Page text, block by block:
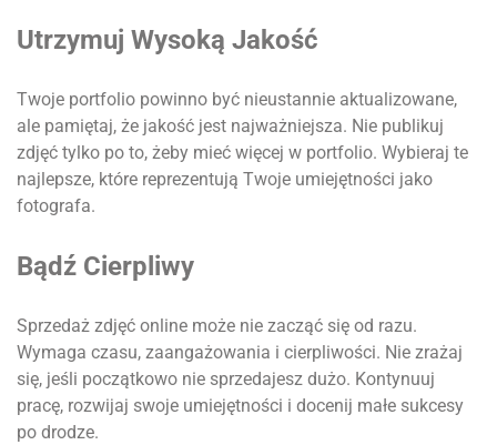
Utrzymuj Wysoką Jakość
Twoje portfolio powinno być nieustannie aktualizowane,
ale pamiętaj, że jakość jest najważniejsza. Nie publikuj
zdjęć tylko po to, żeby mieć więcej w portfolio. Wybieraj te
najlepsze, które reprezentują Twoje umiejętności jako
fotografa.
Bądź Cierpliwy
Sprzedaż zdjęć online może nie zacząć się od razu.
Wymaga czasu, zaangażowania i cierpliwości. Nie zrażaj
się, jeśli początkowo nie sprzedajesz dużo. Kontynuuj
pracę, rozwijaj swoje umiejętności i docenij małe sukcesy
po drodze.